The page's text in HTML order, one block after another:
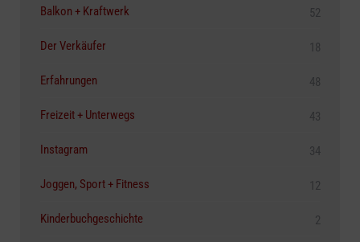
Balkon + Kraftwerk 52
Der Verkäufer 18
Erfahrungen 48
Freizeit + Unterwegs 43
Instagram 34
Joggen, Sport + Fitness 12
Kinderbuchgeschichte 2